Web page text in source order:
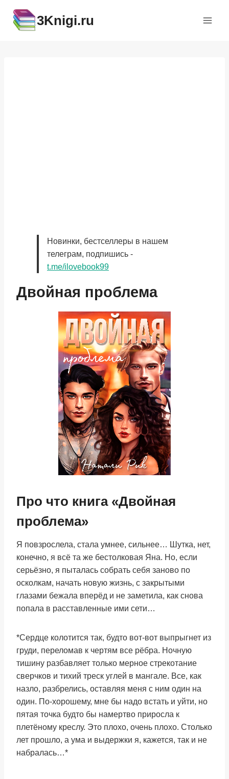
содержимому
3Knigi.ru
Новинки, бестселлеры в нашем
телеграм, подпишись -
t.me/ilovebook99
Двойная проблема
Про что книга «Двойная
проблема»
Я повзрослела, стала умнее, сильнее… Шутка, нет,
конечно, я всё та же бестолковая Яна. Но, если
серьёзно, я пыталась собрать себя заново по
осколкам, начать новую жизнь, с закрытыми
глазами бежала вперёд и не заметила, как снова
попала в расставленные ими сети…
*Сердце колотится так, будто вот-вот выпрыгнет из
груди, переломав к чертям все рёбра. Ночную
тишину разбавляет только мерное стрекотание
сверчков и тихий треск углей в мангале. Все, как
назло, разбрелись, оставляя меня с ним один на
один. По-хорошему, мне бы надо встать и уйти, но
пятая точка будто бы намертво приросла к
плетёному креслу. Это плохо, очень плохо. Столько
лет прошло, а ума и выдержки я, кажется, так и не
набралась…*